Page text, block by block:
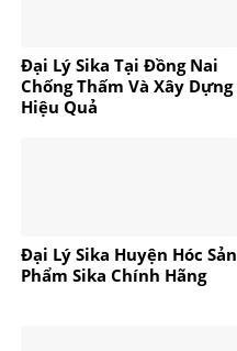
Đại Lý Sika Tại Đồng Nai
Chống Thấm Và Xây Dựng
Hiệu Quả
Đại Lý Sika Huyện Hóc Sản
Phẩm Sika Chính Hãng